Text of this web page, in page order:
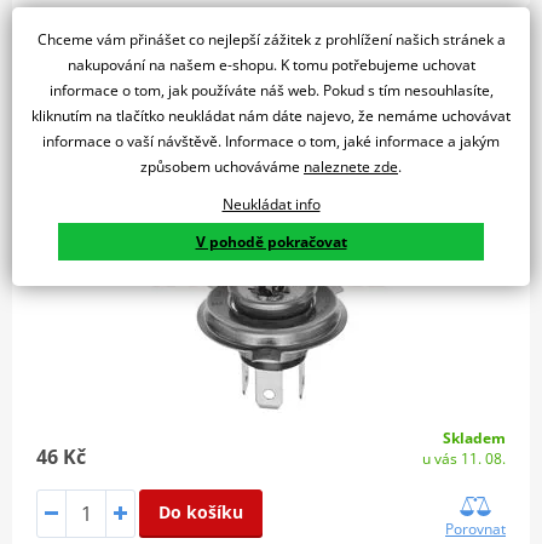
žárovka H4 60/55W (patice P43t) OSRAM CLASSIC
46 Kč
Skladem
u vás 11. 08.
Do košíku
Porovnat
Chceme vám přinášet co nejlepší zážitek z prohlížení našich stránek a
nakupování na našem e-shopu. K tomu potřebujeme uchovat
informace o tom, jak používáte náš web. Pokud s tím nesouhlasíte,
kliknutím na tlačítko neukládat nám dáte najevo, že nemáme uchovávat
informace o vaší návštěvě. Informace o tom, jaké informace a jakým
způsobem uchováváme naleznete zde.
Neukládat info
V pohodě pokračovat